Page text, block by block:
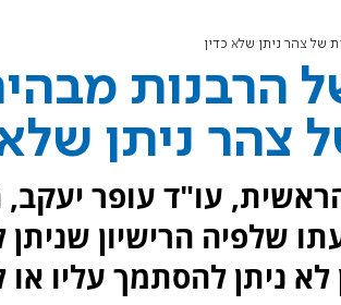
של צהר ניתן שלא כדין
הרבנות
צהר ניתן שלא
עו"ד עופר יעקב,
שלפיה הרישיון שניתן
ניתן להסתמך עליו או